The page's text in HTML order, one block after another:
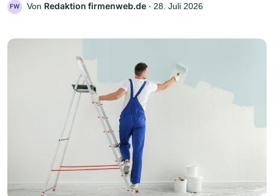
FW Von Redaktion firmenweb.de ‧ 28. Juli 2026